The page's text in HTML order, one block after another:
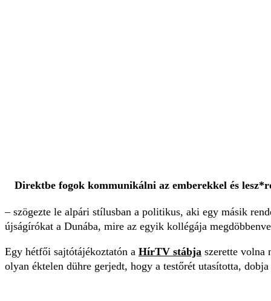
Direktbe fogok kommunikálni az emberekkel és
– szögezte le alpári stílusban a politikus, aki egy másik
újságírókat a Dunába, mire az egyik kollégája
Egy hétfői sajtótájékoztatón a HírTV stábja szerette volna
olyan éktelen dühre gerjedt, hogy a testőrét utasította,